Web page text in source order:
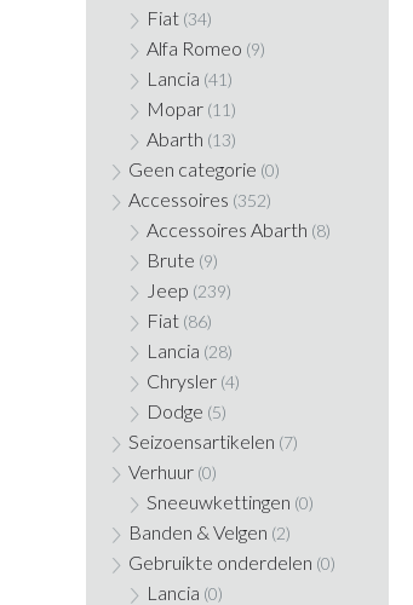
Fiat (34)
Alfa Romeo (9)
Lancia (41)
Mopar (11)
Abarth (13)
Geen categorie (0)
Accessoires (352)
Accessoires Abarth (8)
Brute (9)
Jeep (239)
Fiat (86)
Lancia (28)
Chrysler (4)
Dodge (5)
Seizoensartikelen (7)
Verhuur (0)
Sneeuwkettingen (0)
Banden & Velgen (2)
Gebruikte onderdelen (0)
Lancia (0)